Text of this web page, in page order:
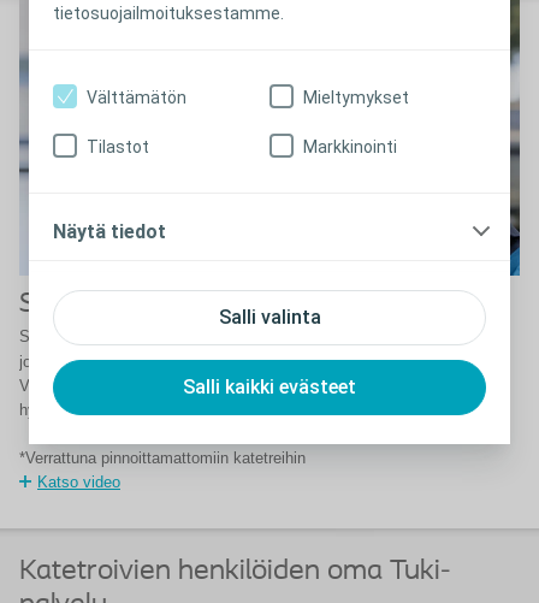
tietosuojailmoituksestamme.
Salli valinta
Salli kaikki evästeet
Välttämätön Mieltymykset
Tilastot Markkinointi
Näytä tiedot
SpeediCath - suunniteltu sinulle
SpeediCath
-katetreissa käytetään kolmikerrospinnoiteteknologiaa,
joka mahdollistaa hellävaraisen katetrin sisäänviennin ja matalamman
VTI-riskin*. Suunniteltu huomioiden sinun virtsarakkosi terveys,
hyvinvointisi ja arkesi.
*Verrattuna pinnoittamattomiin katetreihin
Katso video
Katetroivien henkilöiden oma Tuki-